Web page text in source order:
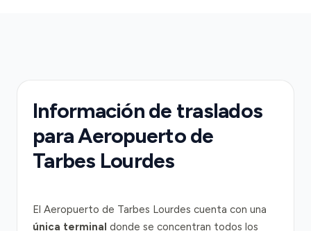
Información de traslados
para Aeropuerto de
Tarbes Lourdes
El Aeropuerto de Tarbes Lourdes cuenta con una
única terminal donde se concentran todos los